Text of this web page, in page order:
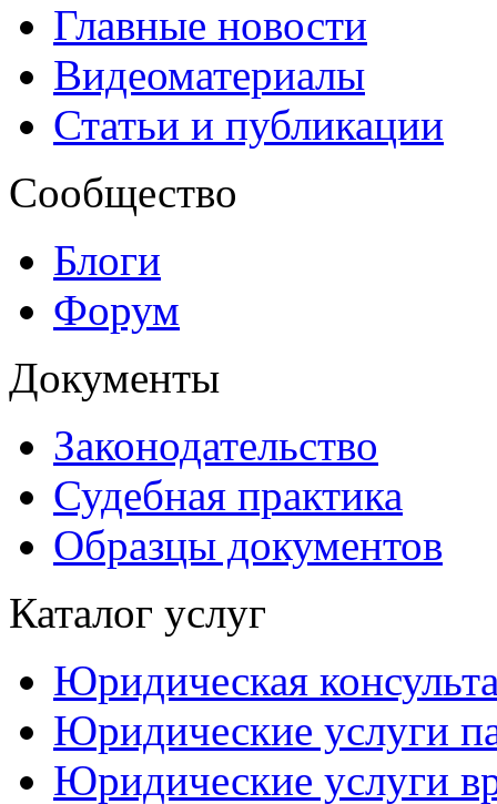
Главные новости
Видеоматериалы
Статьи и публикации
Сообщество
Блоги
Форум
Документы
Законодательство
Судебная практика
Образцы документов
Каталог услуг
Юридическая
Юридические услуги
Юридические услуги